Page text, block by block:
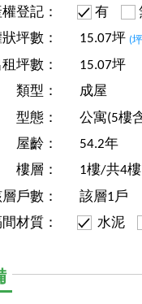
登記：
有
坪數：
15.07坪 (
坪數：
15.07坪
類型：
成屋
型態：
公寓(5樓
屋齡：
54.2年
樓層：
1樓/共4樓
戶數：
該層1戶
間材質：
水泥